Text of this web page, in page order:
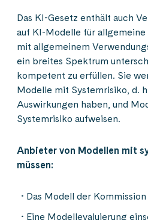
Das KI-Gesetz enthält auch
auf KI-Modelle für
mit allgemeinem
ein breites Spektrum
kompetent zu erfüllen. Sie
Modelle mit Systemrisiko, d.
Auswirkungen haben, und
Systemrisiko aufweisen.
Anbieter von Modellen mit
müssen:
Das Modell der
Eine Modellevaluierung